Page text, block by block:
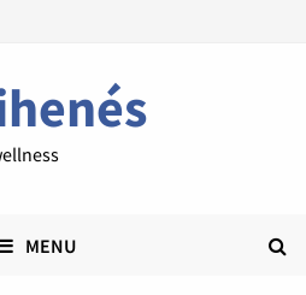
MENU